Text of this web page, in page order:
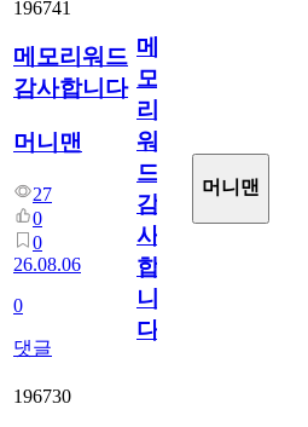
196741
메모리워드
감사합니다
머니맨
27
0
0
26.08.06
0
댓글
메
모
리
워
드
감
사
합
니
다
머니맨
196730